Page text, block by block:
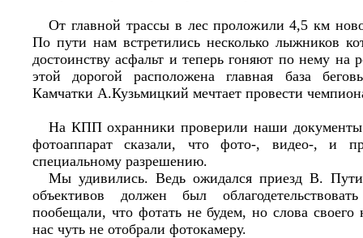
От главной трассы в лес проложили 4,5 км
По пути нам встретились несколько лыжников
достоинству асфальт и теперь гоняют по нему на
этой дорогой расположена главная база
Камчатки А.Кузьмицкий мечтает провести
На КПП охранники проверили наши документы
фотоаппарат сказали, что фото-, видео-, и
специальному разрешению.
Мы удивились. Ведь ожидался приезд В.
объективов должен был
пообещали, что фотать не будем, но слова своего
нас чуть не отобрали фотокамеру.